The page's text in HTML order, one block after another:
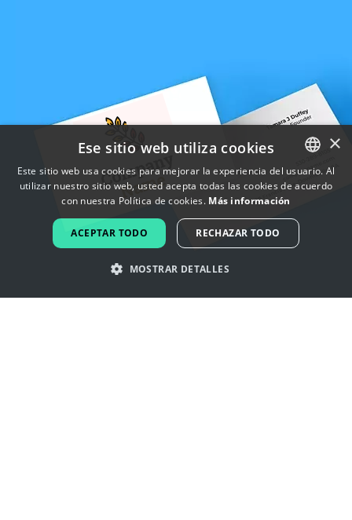
ENGLISH
FRENCH
DUTCH
×
Ese sitio web utiliza cookies
Este sitio web usa cookies para mejorar la experiencia del usuario. Al
utilizar nuestro sitio web, usted acepta todas las cookies de acuerdo
con nuestra Política de cookies. Más información
ACEPTAR TODO RECHAZAR TODO
MOSTRAR DETALLES